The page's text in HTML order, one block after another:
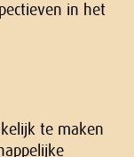
in het
te maken